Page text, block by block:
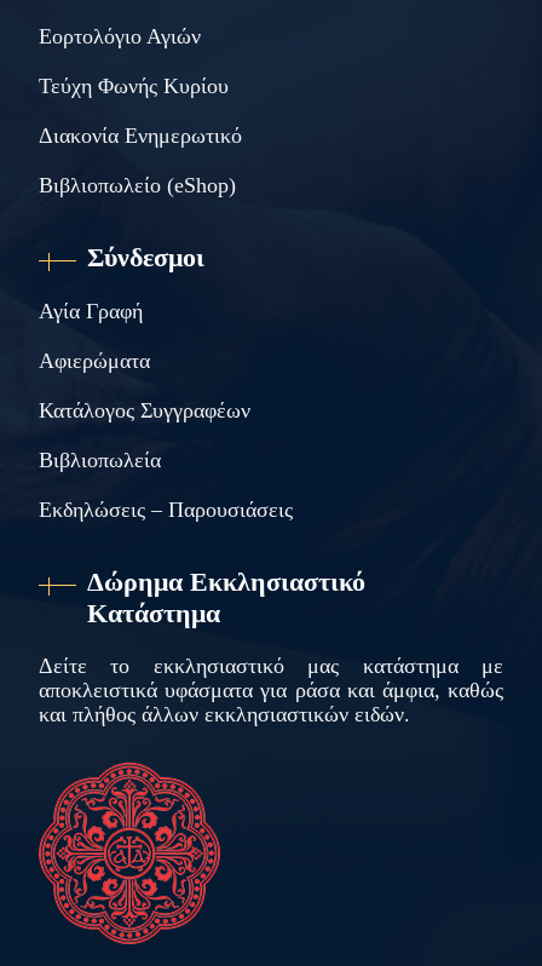
Εορτολόγιο Αγιών
Τεύχη Φωνής Κυρίου
Διακονία Ενημερωτικό
Βιβλιοπωλείο (eShop)
Σύνδεσμοι
Αγία Γραφή
Αφιερώματα
Κατάλογος Συγγραφέων
Βιβλιοπωλεία
Εκδηλώσεις – Παρουσιάσεις
Δώρημα Εκκλησιαστικό
Κατάστημα
Δείτε το εκκλησιαστικό μας κατάστημα με
αποκλειστικά υφάσματα για ράσα και άμφια, καθώς
και πλήθος άλλων εκκλησιαστικών ειδών.